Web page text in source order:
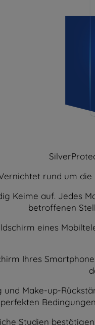
rund um die
Keime auf. Jedes
betroffenen
eines
Ihres
und Make-up-
Studien